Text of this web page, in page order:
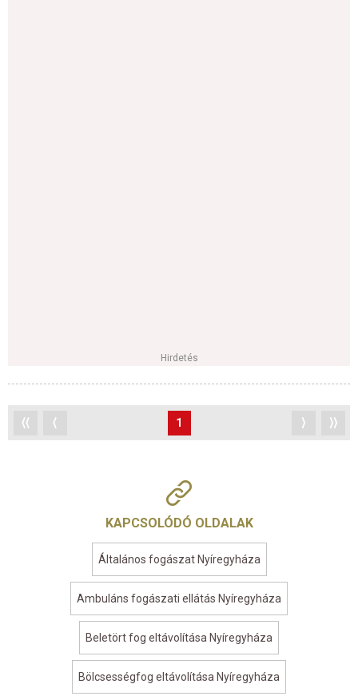
Hirdetés
⟨⟨ ⟨ 1 ⟩ ⟩⟩
KAPCSOLÓDÓ OLDALAK
Általános fogászat Nyíregyháza
Ambuláns fogászati ellátás Nyíregyháza
Beletört fog eltávolítása Nyíregyháza
Bölcsességfog eltávolítása Nyíregyháza